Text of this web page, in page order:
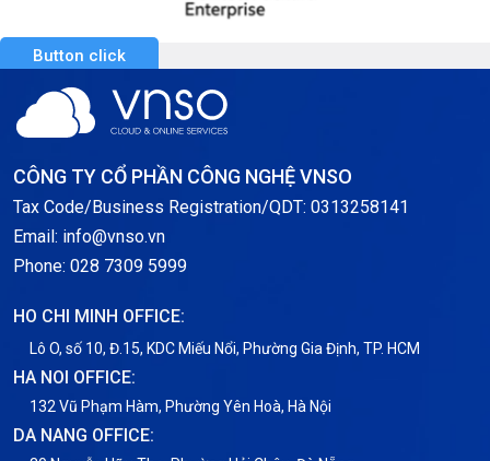
Button click
CÔNG TY CỔ PHẦN CÔNG NGHỆ VNSO
Tax Code/Business Registration/QDT: 0313258141
Email: info@vnso.vn
Phone: 028 7309 5999
HO CHI MINH OFFICE:
Lô O, số 10, Đ.15, KDC Miếu Nổi, Phường Gia Định, TP. HCM
HA NOI OFFICE:
132 Vũ Phạm Hàm, Phường Yên Hoà, Hà Nội
DA NANG OFFICE: